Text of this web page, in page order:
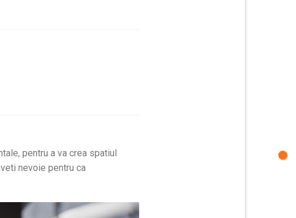
pentru a va crea spatiul
nevoie pentru ca